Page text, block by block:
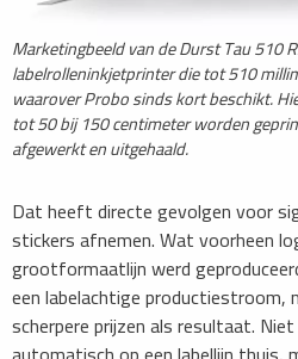
Marketingbeeld van de Durst Tau 510
labelrolleninkjetprinter die tot 510
waarover Probo sinds kort beschikt.
tot 50 bij 150 centimeter worden
afgewerkt en uitgehaald.
Dat heeft directe gevolgen voor
stickers afnemen. Wat voorheen
grootformaatlijn werd
een labelachtige productiestroom,
scherpere prijzen als resultaat.